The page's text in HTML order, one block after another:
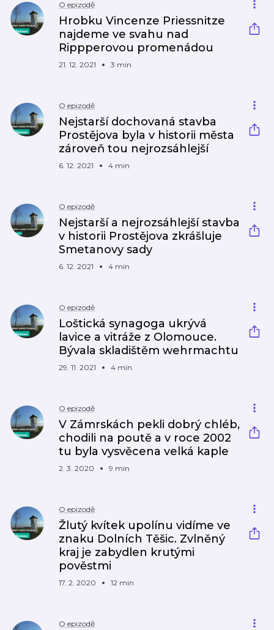
O epizodě
Hrobku Vincenze Priessnitze
najdeme ve svahu nad
Rippperovou promenádou
21. 12. 2021 3 min
O epizodě
Nejstarší dochovaná stavba
Prostějova byla v historii města
zároveň tou nejrozsáhlejší
6. 12. 2021 4 min
O epizodě
Nejstarší a nejrozsáhlejší stavba
v historii Prostějova zkrášluje
Smetanovy sady
6. 12. 2021 4 min
O epizodě
Loštická synagoga ukrývá
lavice a vitráže z Olomouce.
Bývala skladištěm wehrmachtu
29. 11. 2021 4 min
O epizodě
V Zámrskách pekli dobrý chléb,
chodili na poutě a v roce 2002
tu byla vysvěcena velká kaple
2. 3. 2020 9 min
O epizodě
Žlutý kvítek upolínu vidíme ve
znaku Dolních Těšic. Zvlněný
kraj je zabydlen krutými
pověstmi
17. 2. 2020 12 min
O epizodě